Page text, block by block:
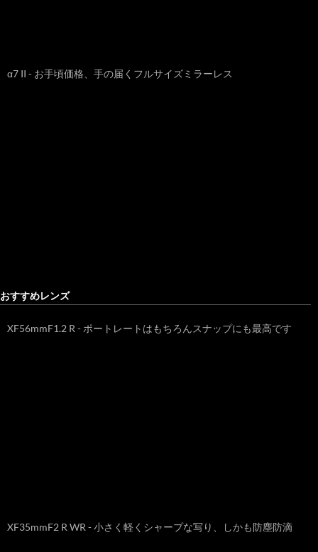
α7 II - お手頃価格、手の届くフルサイズミラーレス
おすすめレンズ
XF56mmF1.2 R - ポートレートはもちろんスナップにも最高です
XF35mmF2 R WR - 小さく軽くシャープな写り、しかも防塵防滴